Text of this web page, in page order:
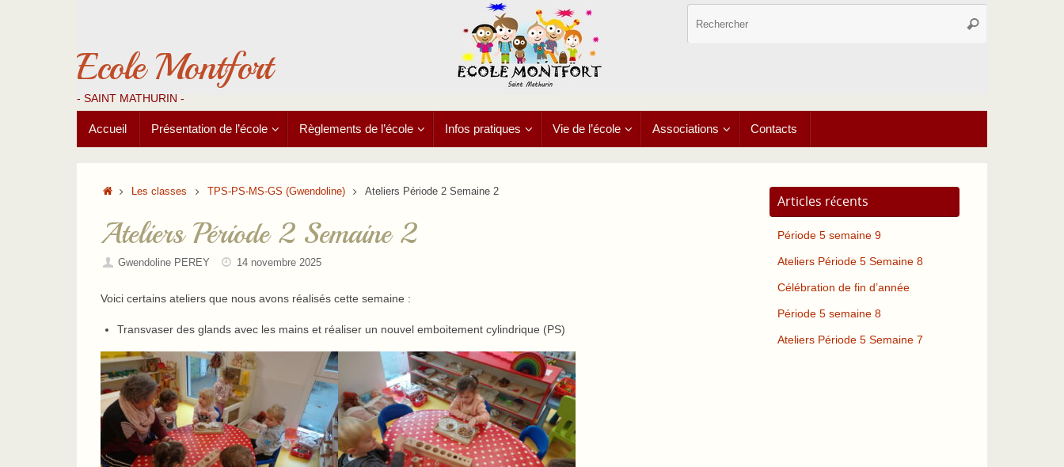
Ecole Montfort
- SAINT MATHURIN -
Rechercher
contenu
Accueil Présentation de l’école Règlements de l’école Infos pratiques Vie de l’école Associations Contacts
AccueilLes classes TPS-PS-MS-GS (Gwendoline) Ateliers Période 2 Semaine 2
Ateliers Période 2 Semaine 2
Gwendoline PEREY 14 novembre 2025
Voici certains ateliers que nous avons réalisés cette semaine :
Transvaser des glands avec les mains et réaliser un nouvel emboitement cylindrique (PS)
Articles récents
Période 5 semaine 9
Ateliers Période 5 Semaine 8
Célébration de fin d’année
Période 5 semaine 8
Ateliers Période 5 Semaine 7